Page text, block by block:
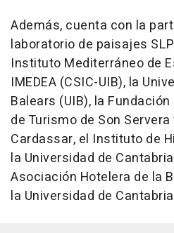
Además, cuenta con la
laboratorio de paisajes
Instituto Mediterráneo de
IMEDEA (CSIC-UIB), la
Balears (UIB), la
de Turismo de Son
Cardassar, el Instituto de
la Universidad de
Asociación Hotelera de la
la Universidad de